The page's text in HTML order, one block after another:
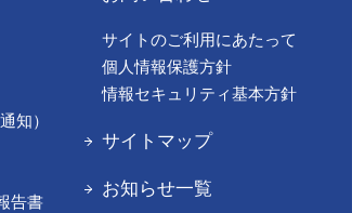
知）
告書
サイトのご利用にあたって
個人情報保護方針
情報セキュリティ基本方針
サイトマップ
お知らせ一覧